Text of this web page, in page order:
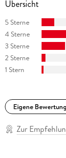
Übersicht
5 Sterne
4 Sterne
3 Sterne
2 Sterne
1 Stern
Eigene
Zur